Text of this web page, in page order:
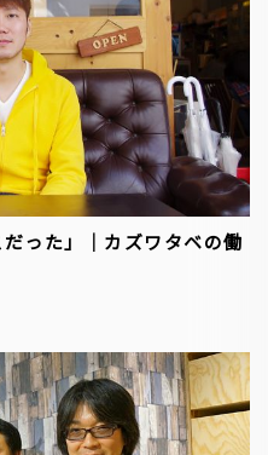
った」｜カズワタベの働